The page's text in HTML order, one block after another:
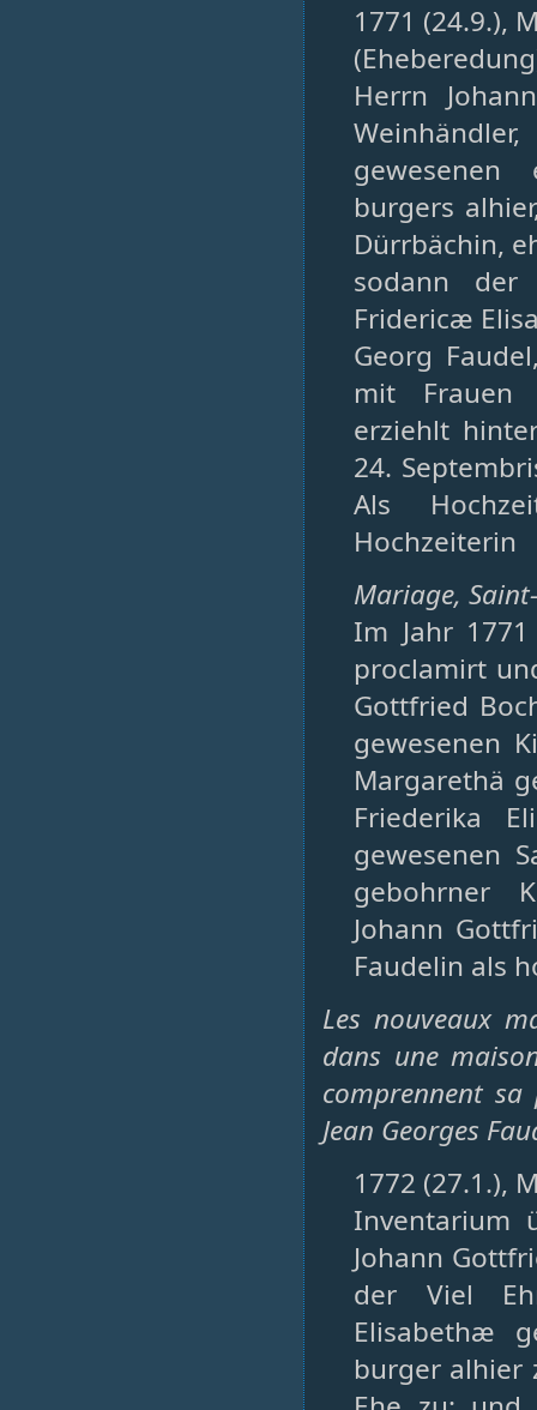
1771 (24.9.),
Herrn
gewesenen
burgers
Dürrbächin,
sodann der
Fridericæ
Georg
mit Frauen
erziehlt
24.
Als
Hochzeiterin
Mariage,
Im Jahr
proclamirt
Gottfried
gewesenen
Margarethä
Friederika
gewesenen
gebohrner
Johann
Faudelin als
Les nouveaux
dans une
comprennent
Jean Georges
1772 (27.1.),
Inventarium
Johann
der Viel
Elisabethæ
burger alhier